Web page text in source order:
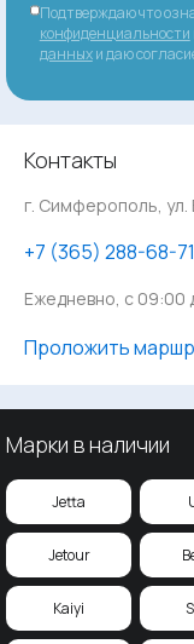
Подтверждаю что
конфиденциальности
данныхи даю
Контакты
г. Симферополь, ул.
‪+7 (365) 288-68-71
Ежедневно, с 09:00
Проложить
Марки в наличии
Jetta
Jetour
Kaiyi